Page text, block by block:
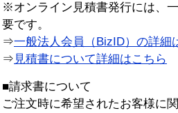
※オンライン見積書発行には、
要です。
⇒一般法人会員（BizID）の詳細
⇒ 見積書について詳細はこちら
■請求書について
ご注文時に希望されたお客様に